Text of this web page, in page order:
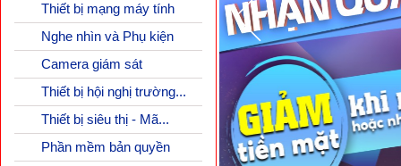
Thiết bị mạng máy tính
Nghe nhìn và Phụ kiện
Camera giám sát
Thiết bị hội nghị trường...
Thiết bị siêu thị - Mã...
Phần mềm bản quyền